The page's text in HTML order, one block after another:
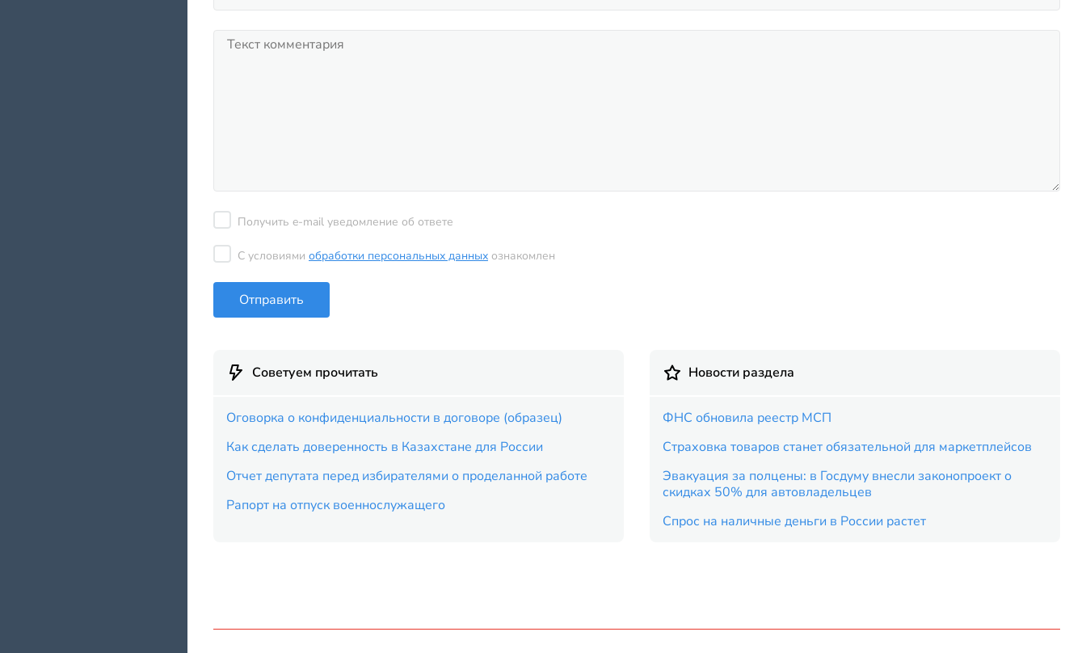
Получить e-mail уведомление об ответе
С условиями обработки персональных данных ознакомлен
Отправить
Советуем прочитать
Оговорка о конфиденциальности в договоре (образец)
Как сделать доверенность в Казахстане для России
Отчет депутата перед избирателями о проделанной работе
Рапорт на отпуск военнослужащего
Новости раздела
ФНС обновила реестр МСП
Страховка товаров станет обязательной для маркетплейсов
Эвакуация за полцены: в Госдуму внесли законопроект о
скидках 50% для автовладельцев
Спрос на наличные деньги в России растет